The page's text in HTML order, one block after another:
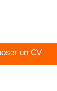
un CV